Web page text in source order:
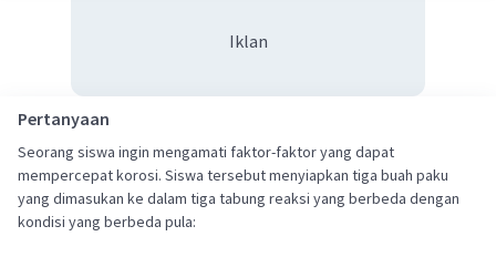
Iklan
Pertanyaan
Seorang siswa ingin mengamati faktor-faktor yang dapat
mempercepat korosi. Siswa tersebut menyiapkan tiga buah paku
yang dimasukan ke dalam tiga tabung reaksi yang berbeda dengan
kondisi yang berbeda pula: